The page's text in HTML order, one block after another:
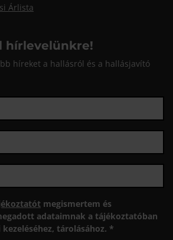
Árlista
hírlevelünkre!
híreket a hallásról és a hallásjavító
megismertem és
adataimnak a tájékoztatóban
tárolásához. *